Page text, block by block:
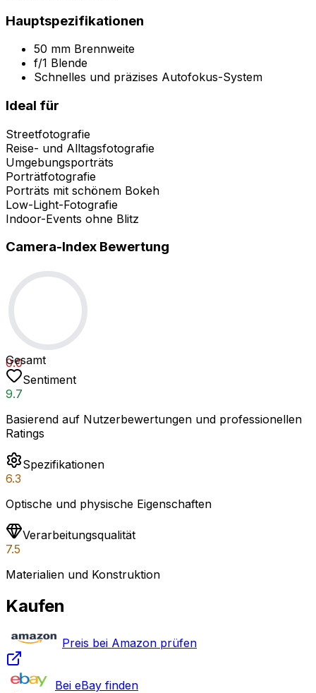
Hauptspezifikationen
50 mm Brennweite
f/1 Blende
Schnelles und präzises Autofokus-System
Ideal für
Streetfotografie
Reise- und Alltagsfotografie
Umgebungsporträts
Porträtfotografie
Porträts mit schönem Bokeh
Low-Light-Fotografie
Indoor-Events ohne Blitz
Camera-Index Bewertung
0.0
Gesamt
Sentiment
9.7
Basierend auf Nutzerbewertungen und professionellen
Ratings
Spezifikationen
6.3
Optische und physische Eigenschaften
Verarbeitungsqualität
7.5
Materialien und Konstruktion
Kaufen
Preis bei Amazon prüfen
Bei eBay finden